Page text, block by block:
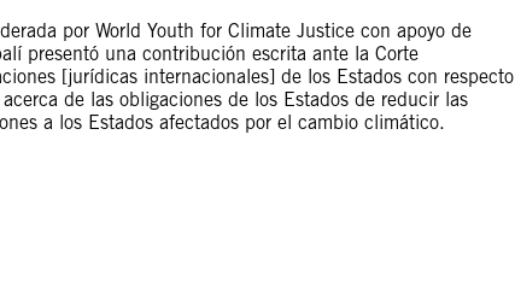
por World Youth for Climate Justice con apoyo de
presentó una contribución escrita ante la Corte
[jurídicas internacionales] de los Estados con respecto
de las obligaciones de los Estados de reducir las
a los Estados afectados por el cambio climático.